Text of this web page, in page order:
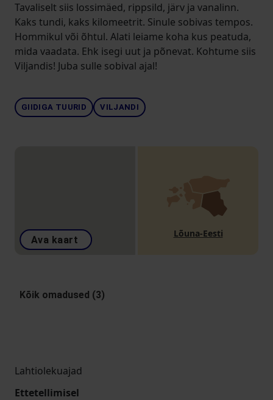
Tavaliselt siis lossimäed, rippsild, järv ja vanalinn.
Kaks tundi, kaks kilomeetrit. Sinule sobivas tempos.
Hommikul või õhtul. Alati leiame koha kus peatuda,
mida vaadata. Ehk isegi uut ja põnevat. Kohtume siis
Viljandis! Juba sulle sobival ajal!
GIIDIGA TUURID VILJANDI
Ava kaart
Lõuna-Eesti
Kõik omadused (3)
Lahtiolekuajad
Ettetellimisel